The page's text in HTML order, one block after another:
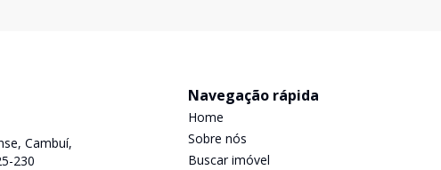
Cambuí,
230
Navegação rápida
Home
Sobre nós
Buscar imóvel